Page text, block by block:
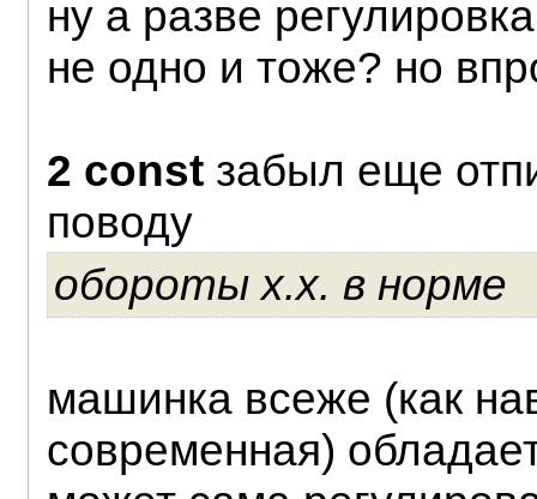
ну а разве
не одно и тоже? но
2 const забыл еще
поводу
обороты х.х. в норме
машинка всеже (как
современная)